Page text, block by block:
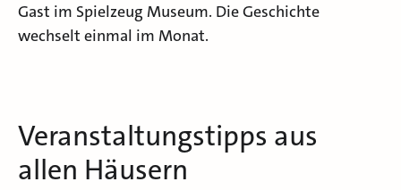
Gast im Spielzeug Museum. Die Geschichte
wechselt einmal im Monat.
Veranstaltungstipps aus
allen Häusern